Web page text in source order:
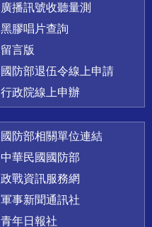
廣播訊號收聽量測
黑膠唱片查詢
留言版
國防部退伍令線上申請
行政院線上申辦
國防部相關單位連結
中華民國國防部
政戰資訊服務網
軍事新聞通訊社
青年日報社